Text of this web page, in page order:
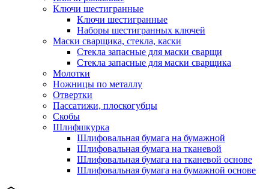
Ключи шестигранные
Ключи шестигранные
Наборы шестигранных ключей
Маски сварщика, стекла, каски
Стекла запасные для маски сварщи
Стекла запасные для маски сварщика
Молотки
Ножницы по металлу
Отвертки
Пассатижи, плоскогубцы
Скобы
Шлифшкурка
Шлифовальная бумага на бумажной
Шлифовальная бумага на тканевой
Шлифовальная бумага на тканевой основе
Шлифовальная бумага на бумажной основе